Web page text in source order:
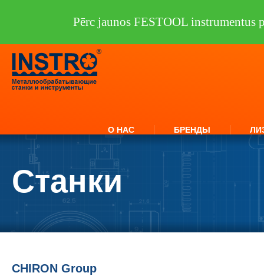
О НАС БРЕНДЫ
Станки
CHIRON Group
Pērc jaunos FESTOOL instrumentus